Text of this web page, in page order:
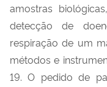
amostras
detecção de
respiração de um
métodos e
19. O pedido de